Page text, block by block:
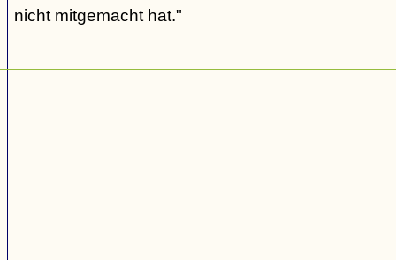
nicht mitgemacht hat."